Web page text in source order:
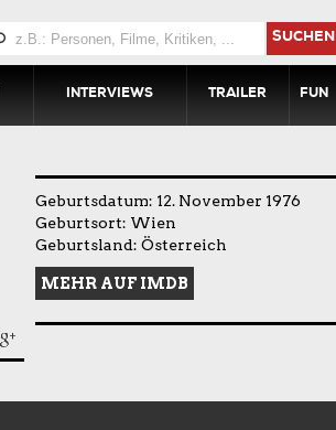
SUCHEN
INTERVIEWS TRAILER FUN
Geburtsdatum: 12. November 1976
Geburtsort: Wien
Geburtsland: Österreich
MEHR AUF IMDB